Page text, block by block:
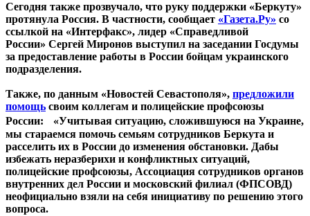
Сегодня также прозвучало, что руку поддержки «Беркуту»
протянула Россия. В частности, сообщает «Газета.Ру» со
ссылкой на «Интерфакс», лидер «Справедливой
России» Сергей Миронов выступил на заседании Госдумы
за предоставление работы в России бойцам украинского
подразделения.
Также, по данным «Новостей Севастополя», предложили
помощь своим коллегам и полицейские профсоюзы
России: «Учитывая ситуацию, сложившуюся на Украине,
мы стараемся помочь семьям сотрудников Беркута и
расселить их в России до изменения обстановки. Дабы
избежать неразберихи и конфликтных ситуаций,
полицейские профсоюзы, Ассоциация сотрудников органов
внутренних дел России и московский филиал (ФПСОВД)
неофициально взяли на себя инициативу по решению этого
вопроса.